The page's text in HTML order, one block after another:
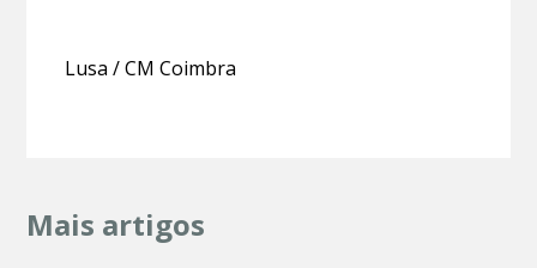
Lusa / CM Coimbra
Mais artigos